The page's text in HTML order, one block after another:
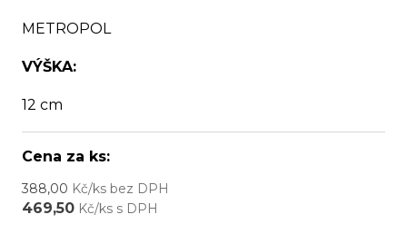
METROPOL
VÝŠKA:
12 cm
Cena za ks:
388,00 Kč/ks bez DPH
469,50 Kč/ks s DPH